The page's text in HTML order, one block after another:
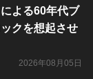
よる60年代ブ
クを想起させ
2026年08月05日